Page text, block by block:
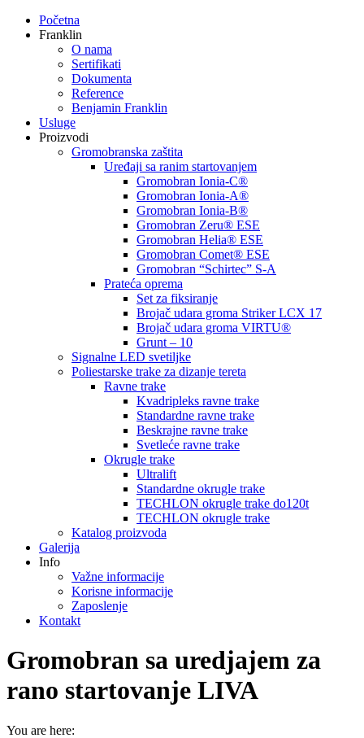
Početna
Franklin
O nama
Sertifikati
Dokumenta
Reference
Benjamin Franklin
Usluge
Proizvodi
Gromobranska zaštita
Uređaji sa ranim startovanjem
Gromobran Ionia-C®
Gromobran Ionia-A®
Gromobran Ionia-B®
Gromobran Zeru® ESE
Gromobran Helia® ESE
Gromobran Comet® ESE
Gromobran “Schirtec” S-A
Prateća oprema
Set za fiksiranje
Brojač udara groma Striker LCX 17
Brojač udara groma VIRTU®
Grunt – 10
Signalne LED svetiljke
Poliestarske trake za dizanje tereta
Ravne trake
Kvadripleks ravne trake
Standardne ravne trake
Beskrajne ravne trake
Svetleće ravne trake
Okrugle trake
Ultralift
Standardne okrugle trake
TECHLON okrugle trake do120t
TECHLON okrugle trake
Katalog proizvoda
Galerija
Info
Važne informacije
Korisne informacije
Zaposlenje
Kontakt
Gromobran sa uredjajem za
rano startovanje LIVA
You are here: